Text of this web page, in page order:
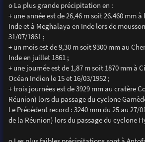
o La plus grande précipitation en :
+ une année est de 26,46 m soit 26.460 mm
Inde et à Meghalaya en Inde lors de
31/07/1861 ;
+ un mois est de 9,30 m soit 9300 mm au
Inde en juillet 1861 ;
+ une journée est de 1,87 m soit 1870 mm à
Océan Indien le 15 et 16/03/1952 ;
+ trois journées est de 3929 mm au cratère
Réunion) lors du passage du cyclone
Le Précédent record : 3240 mm du 25 au 27/
de la Réunion) lors du passage du cyclone